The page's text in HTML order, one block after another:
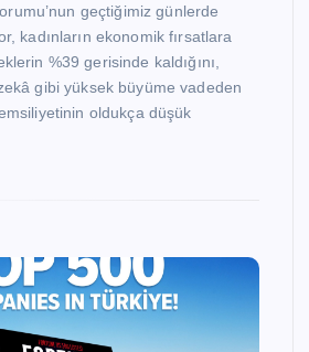
geçtiğimiz günlerde
kadınların ekonomik fırsatlara
%39 gerisinde kaldığını,
gibi yüksek büyüme vadeden
oldukça düşük